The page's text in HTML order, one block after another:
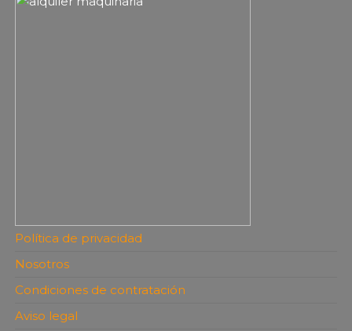
Política de privacidad
Nosotros
Condiciones de contratación
Aviso legal